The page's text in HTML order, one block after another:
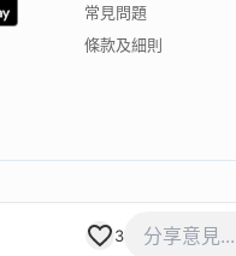
3
常見問題
條款及細則